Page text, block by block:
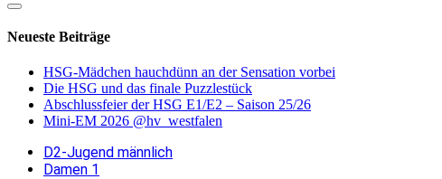
Neueste Beiträge
HSG-Mädchen hauchdünn an der Sensation vorbei
Die HSG und das finale Puzzlestück
Abschlussfeier der HSG E1/E2 – Saison 25/26
Mini-EM 2026 @hv_westfalen
D2-Jugend männlich
Damen 1